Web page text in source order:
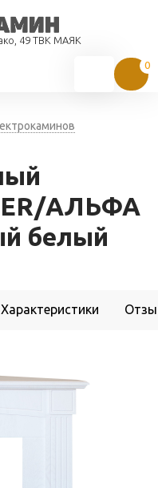
49 ТВК МАЯК
АЛЬФА
белый
Характеристики